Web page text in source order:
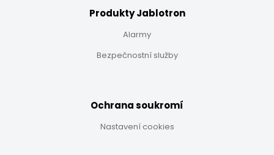
Produkty Jablotron
Alarmy
Bezpečnostní služby
Ochrana soukromí
Nastavení cookies